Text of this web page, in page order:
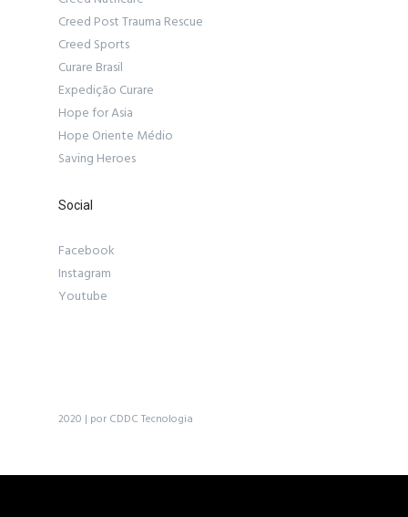
Creed Post Trauma Rescue
Creed Sports
Curare Brasil
Expedição Curare
Hope for Asia
Hope Oriente Médio
Saving Heroes
Social
Facebook
Instagram
Youtube
2020 | por CDDC Tecnologia